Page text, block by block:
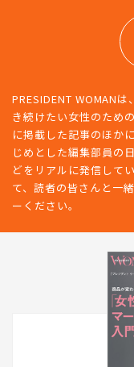
PRESIDENT WOMAN
き続けたい女性のため
に掲載した記事のほか
じめとした編集部員の
どをリアルに発信して
て、読者の皆さんと一
ーください。